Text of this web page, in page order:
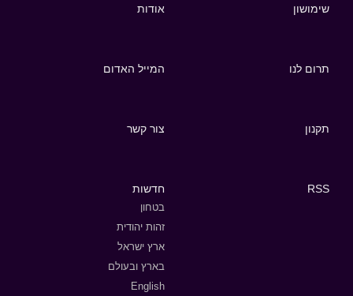
שימושון אודות
תרום לנו המייל האדום
תקנון צור קשר
RSS חדשות
בטחון
זהות יהודית
ארץ ישראל
בארץ ובעולם
English